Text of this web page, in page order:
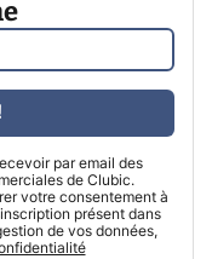
par email des
de Clubic.
votre consentement à
présent dans
de vos données,